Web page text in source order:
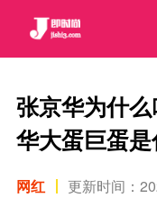
张京华为什
华大蛋巨蛋
网红 更新时间：